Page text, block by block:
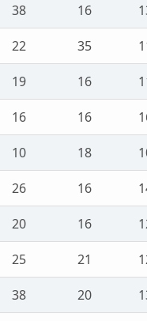
38 16
22 35
19 16
16 16
10 18
26 16
20 16
25 21
38 20